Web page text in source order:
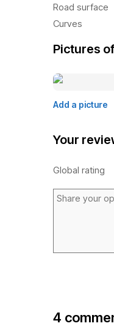
Road surface
Curves
Pictures
Add a picture
Your
Global rating
4